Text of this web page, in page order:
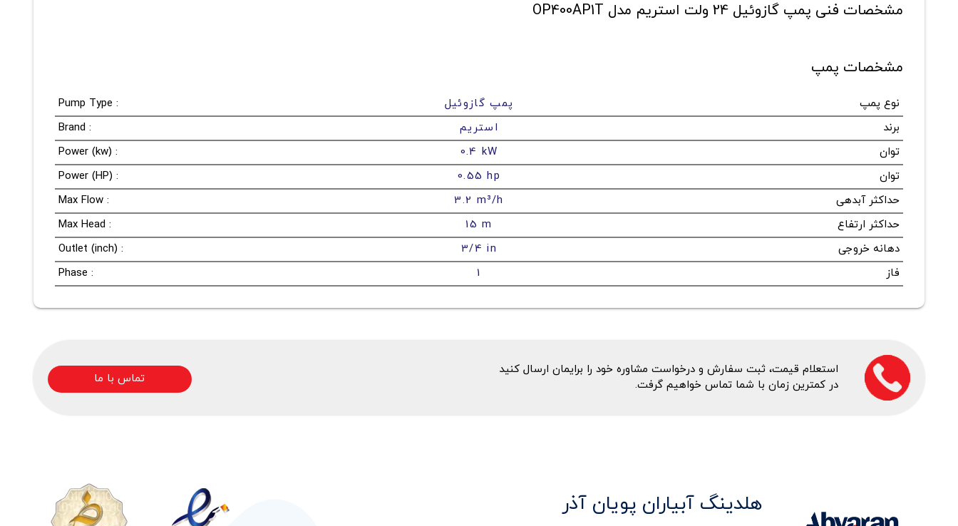
مشخصات فنی پمپ گازوئيل 24 ولت استریم مدل OP400AP1T
مشخصات پمپ
نوع پمپ پمپ گازوئیل
Pump Type :
برند
استریم
Brand :
توان
0.4 kW
Power (kw) :
توان
0.55 hp
Power (HP) :
حداکثر آبدهی
3.2 m³/h
Max Flow :
حداکثر ارتفاع
15 m
Max Head :
دهانه خروجی
3/4 in
Outlet (inch) :
فاز
1
Phase :
استعلام قیمت، ثبت سفارش و درخواست مشاوره خود را برایمان ارسال کنید
در کمترین زمان با شما تماس خواهیم گرفت.
تماس با ما
هلدینگ آبیاران پویان آذر